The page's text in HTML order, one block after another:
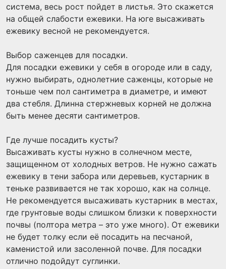
система, весь рост пойдет в листья. Это скажется
на общей слабости ежевики. На юге высаживать
ежевику весной не рекомендуется.
Выбор саженцев для посадки.
Для посадки ежевики у себя в огороде или в саду,
нужно выбирать, однолетние саженцы, которые не
тоньше чем пол сантиметра в диаметре, и имеют
два стебля. Длинна стержневых корней не должна
быть менее десяти сантиметров.
Где лучше посадить кусты?
Высаживать кусты нужно в солнечном месте,
защищенном от холодных ветров. Не нужно сажать
ежевику в тени забора или деревьев, кустарник в
теньке развивается не так хорошо, как на солнце.
Не рекомендуется высаживать кустарник в местах,
где грунтовые воды слишком близки к поверхности
почвы (полтора метра – это уже много). От ежевики
не будет толку если её посадить на песчаной,
каменистой или засоленной почве. Для посадки
отлично подойдут суглинки.